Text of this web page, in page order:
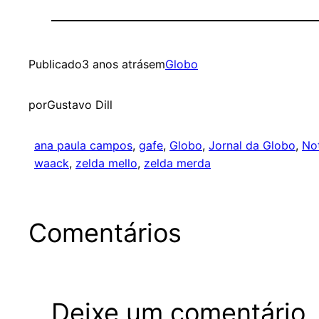
Publicado3 anos atrásemGlobo
porGustavo Dill
ana paula campos, gafe, Globo, Jornal da Globo,
waack, zelda mello, zelda merda
Comentários
Deixe um comentário